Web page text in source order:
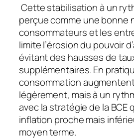
Cette stabilisation à un
perçue comme une bonne
consommateurs et les
limite l’érosion du pouvoir
évitant des hausses de
supplémentaires. En
consommation
légèrement, mais à un
avec la stratégie de la BCE
inflation proche mais
moyen terme.